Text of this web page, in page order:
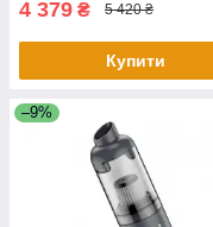
4 379 ₴ 5 420 ₴
Купити
–9%